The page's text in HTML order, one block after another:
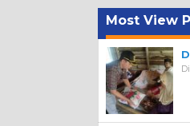
Most View